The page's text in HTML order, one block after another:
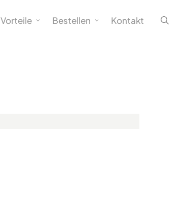
Vorteile Bestellen Kontakt